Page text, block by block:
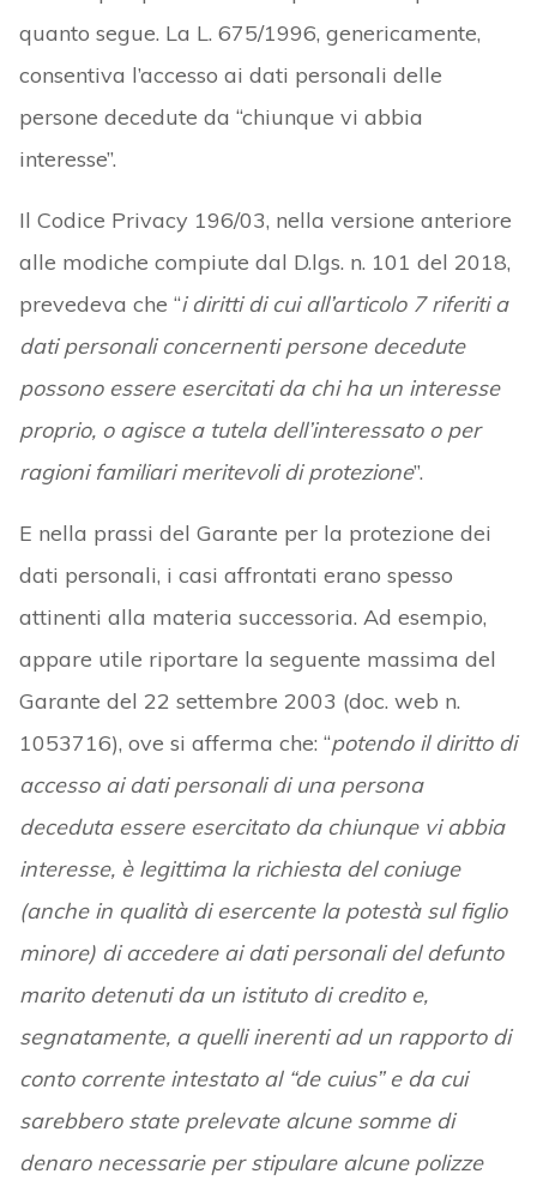
quanto segue. La L. 675/1996, genericamente,
consentiva l’accesso ai dati personali delle
persone decedute da “chiunque vi abbia
interesse”.
Il Codice Privacy 196/03, nella versione anteriore
alle modiche compiute dal D.lgs. n. 101 del 2018,
prevedeva che “i diritti di cui all’articolo 7 riferiti a
dati personali concernenti persone decedute
possono essere esercitati da chi ha un interesse
proprio, o agisce a tutela dell’interessato o per
ragioni familiari meritevoli di protezione”.
E nella prassi del Garante per la protezione dei
dati personali, i casi affrontati erano spesso
attinenti alla materia successoria. Ad esempio,
appare utile riportare la seguente massima del
Garante del 22 settembre 2003 (doc. web n.
1053716), ove si afferma che: “potendo il diritto di
accesso ai dati personali di una persona
deceduta essere esercitato da chiunque vi abbia
interesse, è legittima la richiesta del coniuge
(anche in qualità di esercente la potestà sul figlio
minore) di accedere ai dati personali del defunto
marito detenuti da un istituto di credito e,
segnatamente, a quelli inerenti ad un rapporto di
conto corrente intestato al “de cuius” e da cui
sarebbero state prelevate alcune somme di
denaro necessarie per stipulare alcune polizze